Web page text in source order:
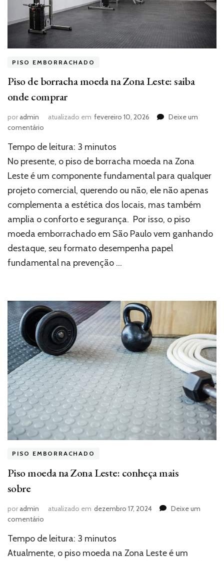
PISO EMBORRACHADO
Piso de borracha moeda na Zona Leste: saiba
onde comprar
poradmin atualizado em fevereiro 10, 2026
Deixe um
comentário
de
borracha
na
Zona
Leste:
saiba
onde
comprar
Tempo de leitura: 3 minutos
No presente, o piso de borracha moeda na Zona
Leste é um componente fundamental para qualquer
projeto comercial, querendo ou não, ele não apenas
complementa a estética dos locais, mas também
amplia o conforto e segurança. Por isso, o piso
moeda emborrachado em São Paulo vem ganhando
destaque, seu formato desempenha papel
fundamental na prevenção …
PISO EMBORRACHADO
Piso moeda na Zona Leste: conheça mais
sobre
poradmin atualizado em dezembro 17, 2024
Deixe um
comentário
moeda
na
Tempo de leitura: 3 minutos
Atualmente, o piso moeda na Zona Leste é um